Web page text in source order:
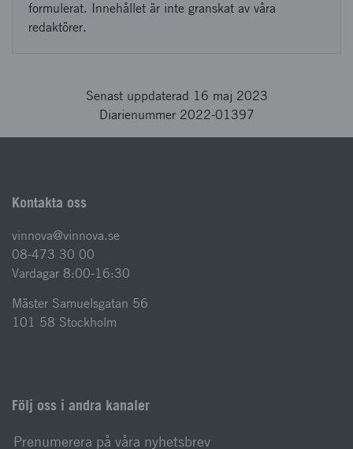
formulerat. Innehållet är inte granskat av våra
redaktörer.
Senast uppdaterad 16 maj 2023
Diarienummer 2022-01397
Kontakta oss
vinnova@vinnova.se
08-473 30 00
Vardagar 8:00-16:30
Mäster Samuelsgatan 56
101 58 Stockholm
Följ oss i andra kanaler
Prenumerera på våra nyhetsbrev